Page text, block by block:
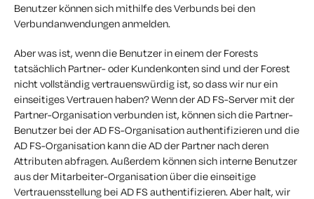
Benutzer können sich mithilfe des Verbunds bei den
Verbundanwendungen anmelden.
Aber was ist, wenn die Benutzer in einem der Forests
tatsächlich Partner- oder Kundenkonten sind und der Forest
nicht vollständig vertrauenswürdig ist, so dass wir nur ein
einseitiges Vertrauen haben? Wenn der AD FS-Server mit der
Partner-Organisation verbunden ist, können sich die Partner-
Benutzer bei der AD FS-Organisation authentifizieren und die
AD FS-Organisation kann die AD der Partner nach deren
Attributen abfragen. Außerdem können sich interne Benutzer
aus der Mitarbeiter-Organisation über die einseitige
Vertrauensstellung bei AD FS authentifizieren. Aber halt, wir